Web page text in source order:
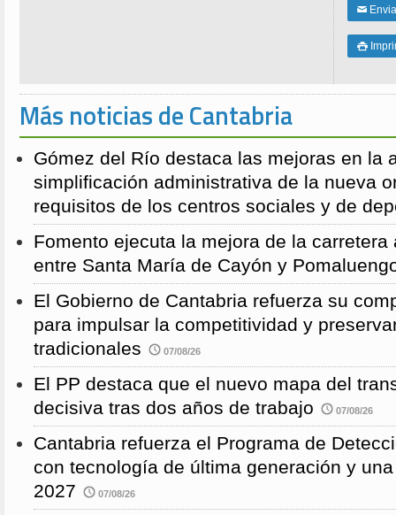
✉

Más noticias de Cantabria
Gómez del Río destaca las mejoras en la
simplificación administrativa de la nueva
requisitos de los centros sociales y de
Fomento ejecuta la mejora de la carretera
entre Santa María de Cayón y
El Gobierno de Cantabria refuerza su
para impulsar la competitividad y
tradicionales
07/08/26
El PP destaca que el nuevo mapa del
decisiva tras dos años de trabajo
07/08/26
Cantabria refuerza el Programa de
con tecnología de última generación y
2027
07/08/26